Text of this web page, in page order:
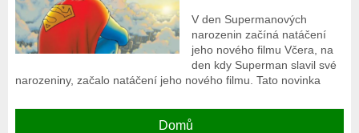
V den Supermanových
narozenin začíná natáčení
jeho nového filmu Včera, na
den kdy Superman slavil své
narozeniny, začalo natáčení jeho nového filmu. Tato novinka
Domů